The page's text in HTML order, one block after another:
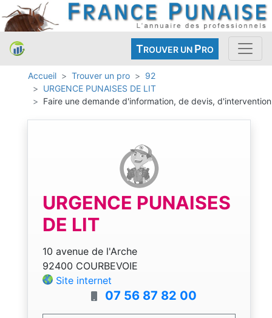
TROUVER UN PRO
Accueil Trouver un pro
92
URGENCE PUNAISES DE LIT
Faire une demande d'information, de devis, d'intervention
URGENCE PUNAISES
DE LIT
10 avenue de l'Arche
92400 COURBEVOIE
Site internet
07 56 87 82 00